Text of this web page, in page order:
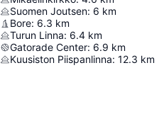
Suomen Joutsen: 6 km
Bore: 6.3 km
Turun Linna: 6.4 km
Gatorade Center: 6.9 km
Kuusiston Piispanlinna: 12.3 km